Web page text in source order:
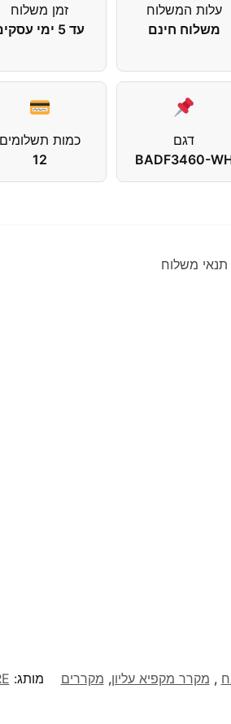
עלות המשלוח
משלוח חינם
זמן משלוח
עד 5 ימי עסקים
דגם
BADF3460-
כמות תשלומים
12
תנאי משלוח
, מקרר מקפיא עליון, מקררים מותג: